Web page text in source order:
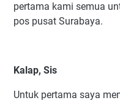
pertama kami semua
pos pusat Surabaya.
Kalap, Sis
Untuk pertama saya